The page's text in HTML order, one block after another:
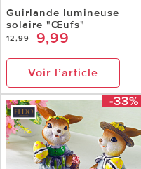
Guirlande lumineuse
solaire "Œufs"
12,99 9,99
Voir l’article
-33%